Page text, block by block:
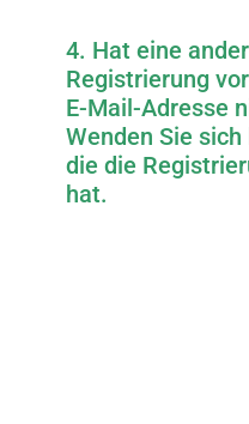
4. Hat eine
Registrierung
E-Mail-Adresse
Wenden Sie
die die
hat.